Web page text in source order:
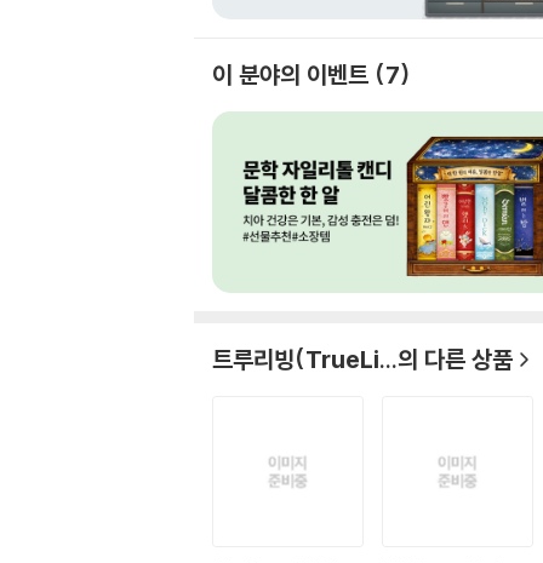
이 분야의 이벤트 7
트루리빙(TrueLi...의 다른 상품